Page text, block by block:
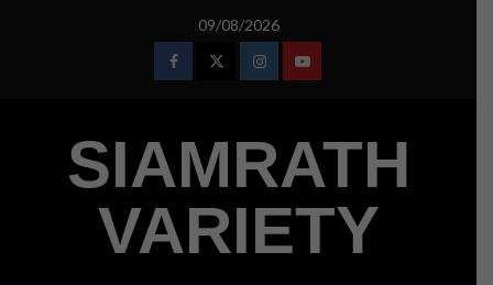
09/08/2026
FacebookTwitterInstagramYoutube
SIAMRATH
VARIETY